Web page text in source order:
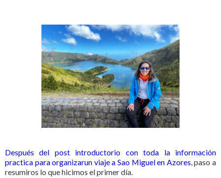
Después del post introductorio con toda la información
practica para organizarun viaje a Sao Miguel en Azores , paso a
resumiros lo que hicimos el primer día.